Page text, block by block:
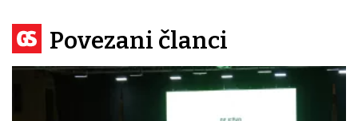
Povezani članci